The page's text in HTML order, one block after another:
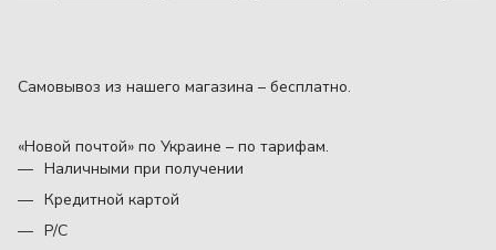
Самовывоз из нашего магазина – бесплатно.
«Новой почтой» по Украине – по тарифам.
Наличными при получении
Кредитной картой
Р/С